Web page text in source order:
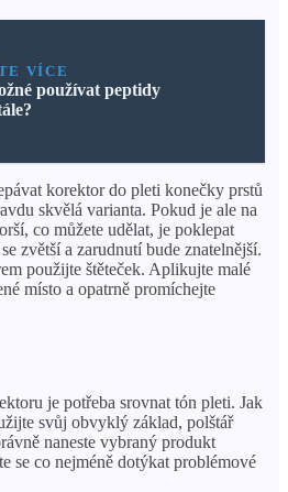
VÍCE
používat peptidy
korektor do pleti konečky prstů
skvělá varianta. Pokud je ale na
co můžete udělat, je poklepat
zvětší a zarudnutí bude znatelnější.
použijte štěteček. Aplikujte malé
místo a opatrně promíchejte
je potřeba srovnat tón pleti. Jak
svůj obvyklý základ, polštář
naneste vybraný produkt
se co nejméně dotýkat problémové